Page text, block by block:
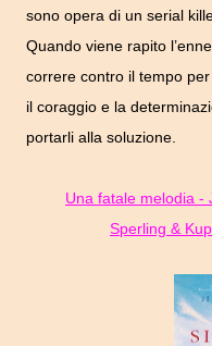
sono opera di un serial
Quando viene rapito
correre contro il tempo per
il coraggio e la
portarli alla soluzione.
Una fatale melodia
Sperling &